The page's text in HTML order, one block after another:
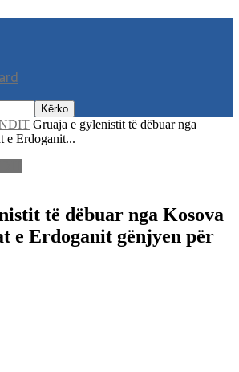
Gruaja e gylenistit të dëbuar nga
e Erdoganit...
të dëbuar nga Kosova
e Erdoganit gënjyen për